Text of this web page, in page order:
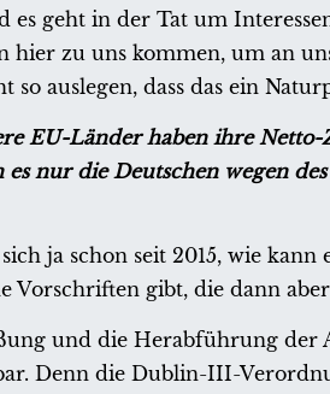
es geht in der Tat um
hier zu uns kommen, um an
so auslegen, dass das ein
EU-Länder haben ihre
nur die Deutschen wegen
ja schon seit 2015, wie kann
Vorschriften gibt, die dann
und die Herabführung
Denn die Dublin-III-